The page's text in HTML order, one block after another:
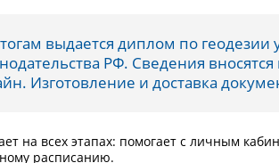
выдается диплом по
РФ. Сведения
Изготовление и доставка
на всех этапах: помогает с личным
расписанию.